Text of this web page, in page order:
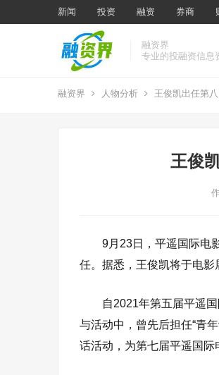
新闻 投资 融资 券商
融资界
专业的投融资信息
融资界 人物分析 王俊凯出任第
王俊
9月23日，平遥国际电
任。据悉，王俊凯将于电影
自2021年第五届平遥
与活动中，曾先后担任“青
话活动，为第七届平遥国际